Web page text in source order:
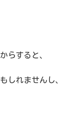
らすると、
しれませんし、